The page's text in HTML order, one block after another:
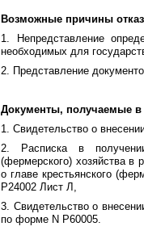
Возможные причины
1. Непредставление
необходимых для
2. Представление
Документы, получаемые в
1. Свидетельство о
2. Расписка в
(фермерского) хозяйства в
о главе крестьянского
Р24002 Лист Л,
3. Свидетельство о
по форме N Р60005.